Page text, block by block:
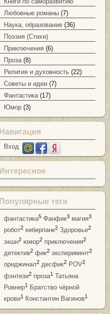
Любовные романы (7)
Наука, образование (36)
Поэзия (Стихи)
Приключения (6)
Проза(8)
Религия и духовность (22)
Советы и идеи (7)
Фантастика(17)
Юмор (3)
Навигация
Вход
Интересное
Популярные теги
фантастика5 Фанфик3 магия3
робот2 киберпанк2 Здоровье2
экшн2 юмор2 приключения2
детектив2 фик2 эксперимент2
ориджинал2 десфик2 POV2
фэнтези2 проза1 Татьяна
Ровнер1
Братство чёрной
крови1 Константин Вагинов1